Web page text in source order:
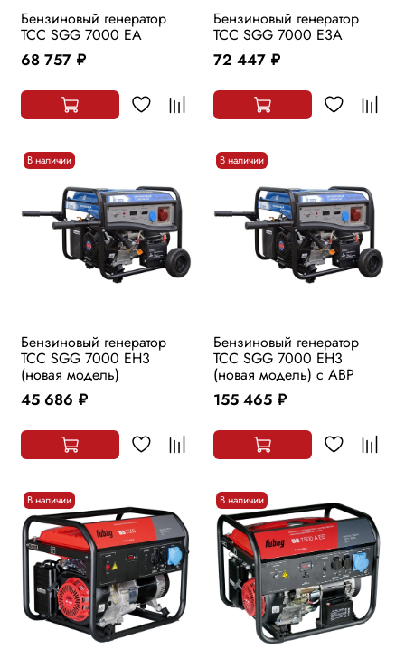
Бензиновый генератор
ТСС SGG 7000 EA
68 757 руб.
Бензиновый генератор
ТСС SGG 7000 E3A
72 447 руб.
В наличии
Бензиновый генератор
ТСС SGG 7000 EH3
(новая модель)
45 686 руб.
В наличии
Бензиновый генератор
ТСС SGG 7000 EH3
(новая модель) с АВР
155 465 руб.
В наличии В наличии